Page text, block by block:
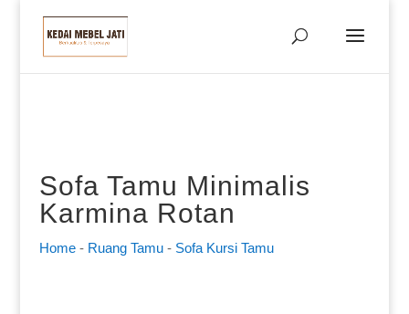
Sofa Tamu Minimalis
Karmina Rotan
Home- Ruang Tamu- Sofa Kursi Tamu